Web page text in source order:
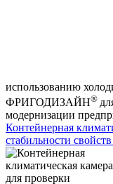
использованию
ФРИГОДИЗАЙН®
модернизации
Контейнерная
стабильности